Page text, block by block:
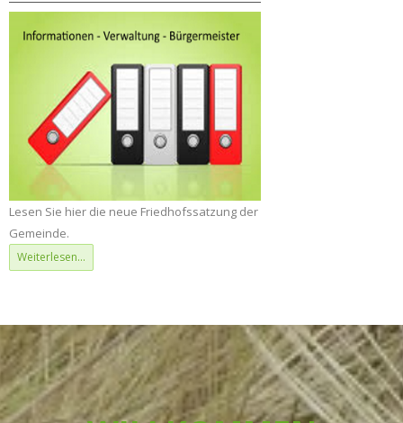
Lesen Sie hier die neue Friedhofssatzung der
Gemeinde.
Weiterlesen...